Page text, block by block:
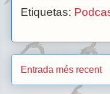
Etiquetas:
Entrada més recent